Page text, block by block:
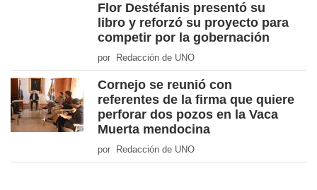
Flor Destéfanis presentó su
libro y reforzó su proyecto para
competir por la gobernación
por Redacción de UNO
Cornejo se reunió con
referentes de la firma que quiere
perforar dos pozos en la Vaca
Muerta mendocina
por Redacción de UNO